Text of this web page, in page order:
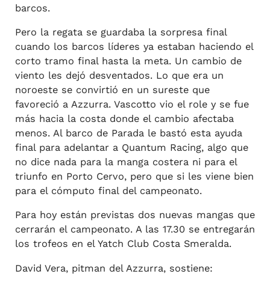
barcos.
Pero la regata se guardaba la sorpresa final
cuando los barcos líderes ya estaban haciendo el
corto tramo final hasta la meta. Un cambio de
viento les dejó desventados. Lo que era un
noroeste se convirtió en un sureste que
favoreció a Azzurra. Vascotto vio el role y se fue
más hacia la costa donde el cambio afectaba
menos. Al barco de Parada le bastó esta ayuda
final para adelantar a Quantum Racing, algo que
no dice nada para la manga costera ni para el
triunfo en Porto Cervo, pero que si les viene bien
para el cómputo final del campeonato.
Para hoy están previstas dos nuevas mangas que
cerrarán el campeonato. A las 17.30 se entregarán
los trofeos en el Yatch Club Costa Smeralda.
David Vera, pitman del Azzurra, sostiene: